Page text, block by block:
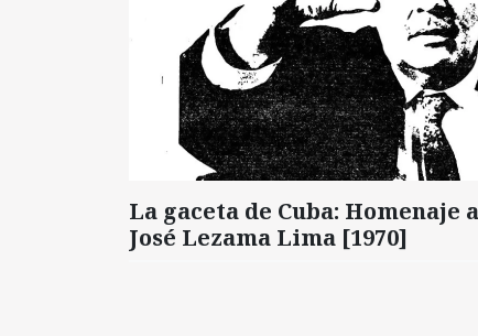
La gaceta de Cuba: Homenaje a
José Lezama Lima [1970]